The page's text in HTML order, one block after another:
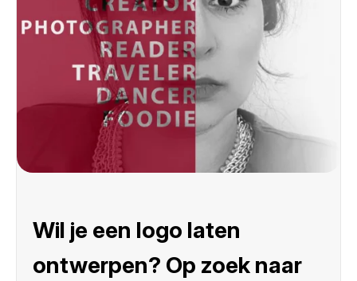
Wil je een logo laten
ontwerpen? Op zoek naar